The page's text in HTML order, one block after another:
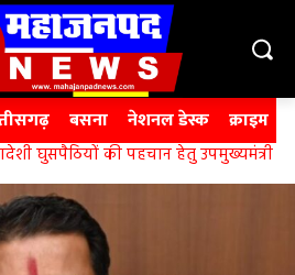
बसना नेशनल डेस्क क्राइम
घुसपैठियों की पहचान हेतु उपमुख्यमंत्री